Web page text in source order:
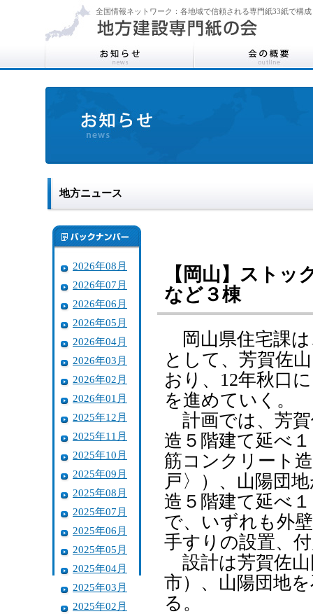
全国情報ネットワーク：各地域で信頼される専門紙33紙で構成
地方ニュース
2026年08月
2026年07月
2026年06月
2026年05月
2026年04月
2026年03月
2026年02月
2026年01月
2025年12月
2025年11月
2025年10月
2025年09月
2025年08月
2025年07月
2025年06月
2025年05月
2025年04月
2025年03月
2025年02月
【岡山】ストッ
など３棟
岡山県住宅課は
として、芳賀佐
おり、12年秋口
を進めていく。
計画では、芳賀
造５階建て延べ
筋コンクリート
戸〉）、山陽団
造５階建て延べ
で、いずれも外
手すりの設置、
設計は芳賀佐山
市）、山陽団地
る。